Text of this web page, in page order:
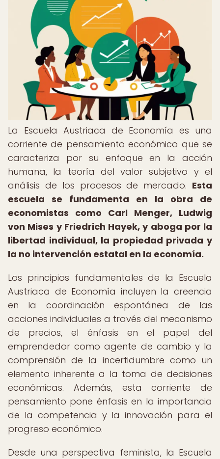
La Escuela Austriaca de Economía es una
corriente de pensamiento económico que se
caracteriza por su enfoque en la acción
humana, la teoría del valor subjetivo y el
análisis de los procesos de mercado. Esta
escuela se fundamenta en la obra de
economistas como Carl Menger, Ludwig
von Mises y Friedrich Hayek, y aboga por la
libertad individual, la propiedad privada y
la no intervención estatal en la economía.
Los principios fundamentales de la Escuela
Austriaca de Economía incluyen la creencia
en la coordinación espontánea de las
acciones individuales a través del mecanismo
de precios, el énfasis en el papel del
emprendedor como agente de cambio y la
comprensión de la incertidumbre como un
elemento inherente a la toma de decisiones
económicas. Además, esta corriente de
pensamiento pone énfasis en la importancia
de la competencia y la innovación para el
progreso económico.
Desde una perspectiva feminista, la Escuela